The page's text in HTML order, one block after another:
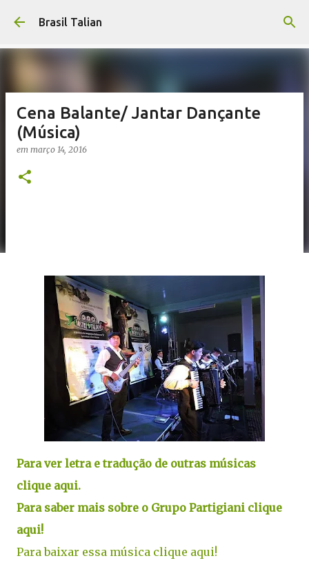
Pular para o conteúdo principal
Brasil Talian
Cena Balante/ Jantar Dançante
(Música)
em março 14, 2016
Para ver letra e tradução de outras músicas
clique aqui.
Para saber mais sobre o Grupo Partigiani clique
aqui!
Para baixar essa música clique aqui!